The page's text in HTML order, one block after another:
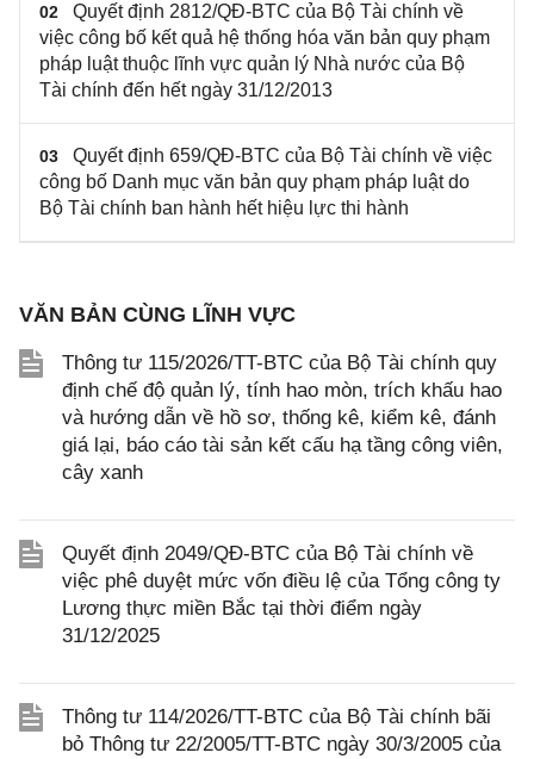
02
Quyết định 2812/QĐ-BTC của Bộ Tài chính về
việc công bố kết quả hệ thống hóa văn bản quy phạm
pháp luật thuộc lĩnh vực quản lý Nhà nước của Bộ
Tài chính đến hết ngày 31/12/2013
03
Quyết định 659/QĐ-BTC của Bộ Tài chính về việc
công bố Danh mục văn bản quy phạm pháp luật do
Bộ Tài chính ban hành hết hiệu lực thi hành
VĂN BẢN CÙNG LĨNH VỰC
Thông tư 115/2026/TT-BTC của Bộ Tài chính quy
định chế độ quản lý, tính hao mòn, trích khấu hao
và hướng dẫn về hồ sơ, thống kê, kiểm kê, đánh
giá lại, báo cáo tài sản kết cấu hạ tầng công viên,
cây xanh
Quyết định 2049/QĐ-BTC của Bộ Tài chính về
việc phê duyệt mức vốn điều lệ của Tổng công ty
Lương thực miền Bắc tại thời điểm ngày
31/12/2025
Thông tư 114/2026/TT-BTC của Bộ Tài chính bãi
bỏ Thông tư 22/2005/TT-BTC ngày 30/3/2005 của